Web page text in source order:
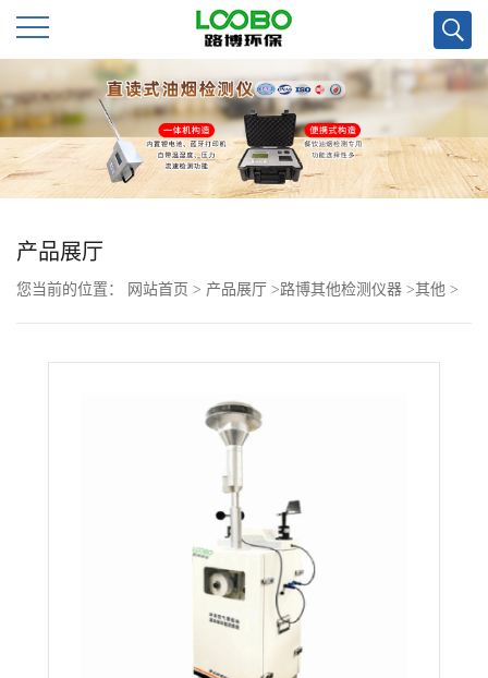
公
司
首
页
公
产品展厅
您当前的位置： 网站首页 > 产品展厅 >路博其他检测仪器 >其他 >